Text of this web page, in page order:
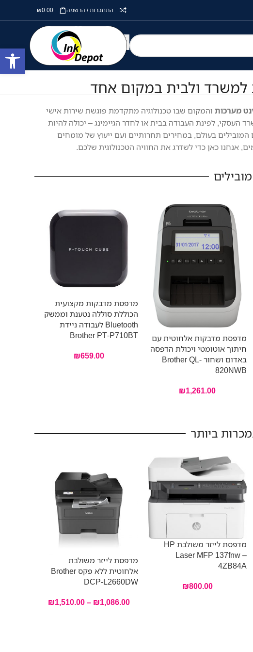
התחברות / הרשמה ₪0.00
מערכות והמקום שבו טכנולוגיה מתקדמת פוגשת שירות אישי
העסקי, לפינת העבודה בבית או לחדר הגיימינג – יכולה להיות
בעולם, במחירים תחרותיים ועם ייעוץ של מומחים
אנחנו כאן כדי לשדרג את החוויה הטכנולוגית שלכם.
מדפסת מדבקות אלחוטית עם
חיתוך אוטומטי ויכולת הדפסה
באדום ושחור Brother QL-
820NWB
₪1,261.00
מדפסת מדבקות מקצועית
הכוללת סוללה נטענת וממשק
Bluetooth לעבודה ניידת
Brother PT-P710BT
₪659.00
ביותר
מדפסת לייזר משולבת HP
Laser MFP 137fnw –
4ZB84A
₪800.00
מדפסת לייזר משולבת
אלחוטית ללא פקס Brother
DCP-L2660DW
₪1,086.00
–
₪1,510.00
פתח